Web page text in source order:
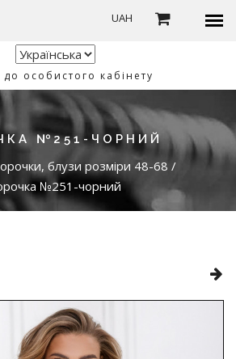
UAH
до особистого кабінету
№251-ЧОРНИЙ
блузи розміри 48-68 /
№251-чорний